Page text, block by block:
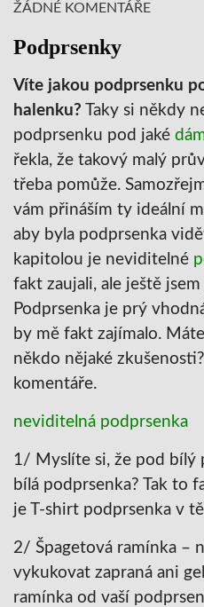
ŽÁDNÉ KOMENTÁŘE
Podprsenky
Víte jakou podprsenku
halenku? Taky si někdy
podprsenku pod jaké
řekla, že takový malý
třeba pomůže.
vám přináším ty ideální
aby byla podprsenka
kapitolou je neviditelné
fakt zaujali, ale ještě
Podprsenka je prý
by mě fakt zajímalo.
někdo nějaké
komentáře.
neviditelná podprsenka
1/ Myslíte si, že pod bílý
bílá podprsenka? Tak to
je T-shirt podprsenka v
2/ Špagetová ramínka –
vykukovat zapraná ani
ramínka od vaší